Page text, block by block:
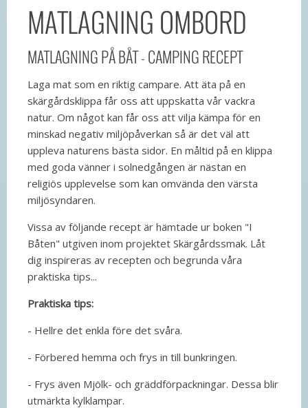
MATLAGNING OMBORD
MATLAGNING PÅ BÅT - CAMPING RECEPT
Laga mat som en riktig campare. Att äta på en
skärgårdsklippa får oss att uppskatta vår vackra
natur. Om något kan får oss att vilja kämpa för en
minskad negativ miljöpåverkan så är det väl att
uppleva naturens bästa sidor. En måltid på en klippa
med goda vänner i solnedgången är nästan en
religiös upplevelse som kan omvända den värsta
miljösyndaren.
Vissa av följande recept är hämtade ur boken "I
Båten" utgiven inom projektet Skärgårdssmak. Låt
dig inspireras av recepten och begrunda våra
praktiska tips...
Praktiska tips:
- Hellre det enkla före det svåra.
- Förbered hemma och frys in till bunkringen.
- Frys även Mjölk- och gräddförpackningar. Dessa blir
utmärkta kylklampar.